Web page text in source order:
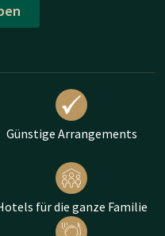
Günstige Arrangements
für die ganze Familie